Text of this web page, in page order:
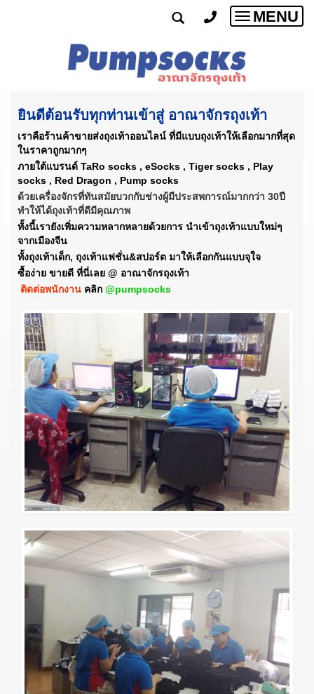
Toggle
MENU
ยินดีต้อนรับทุกท่านเข้าสู่ อาณาจักรถุงเท้า
เราคือร้านค้าขายส่งถุงเท้าออนไลน์ ที่มีแบบถุงเท้าให้เลือกมากที่สุด
ในราคาถูกมากๆ
ภายใต้แบรนด์ TaRo socks , eSocks , Tiger socks , Play
socks , Red Dragon , Pump socks
ด้วยเครื่องจักรที่ทันสมัยบวกกับช่างผู้มีประสพการณ์มากกว่า 30ปี
ทำให้ได้ถุงเท้าที่ดีมีคุณภาพ
ทั้งนี้เรายังเพิ่มความหลากหลายด้วยการ นำเข้าถุงเท้าแบบใหม่ๆ
จากเมืองจีน
ทั้งถุงเท้าเด็ก, ถุงเท้าแฟชั่น&สปอร์ต มาให้เลือกกันแบบจุใจ
ซื้อง่าย ขายดี ที่นี่เลย @ อาณาจักรถุงเท้า
ติดต่อพนักงาน คลิก @pumpsocks